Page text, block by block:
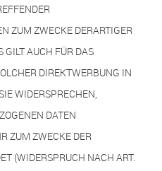
ZUM ZWECKE DERARTIGER
GILT AUCH FÜR DAS
DIREKTWERBUNG IN
WIDERSPRECHEN,
DATEN
ZUM ZWECKE DER
(WIDERSPRUCH NACH ART.